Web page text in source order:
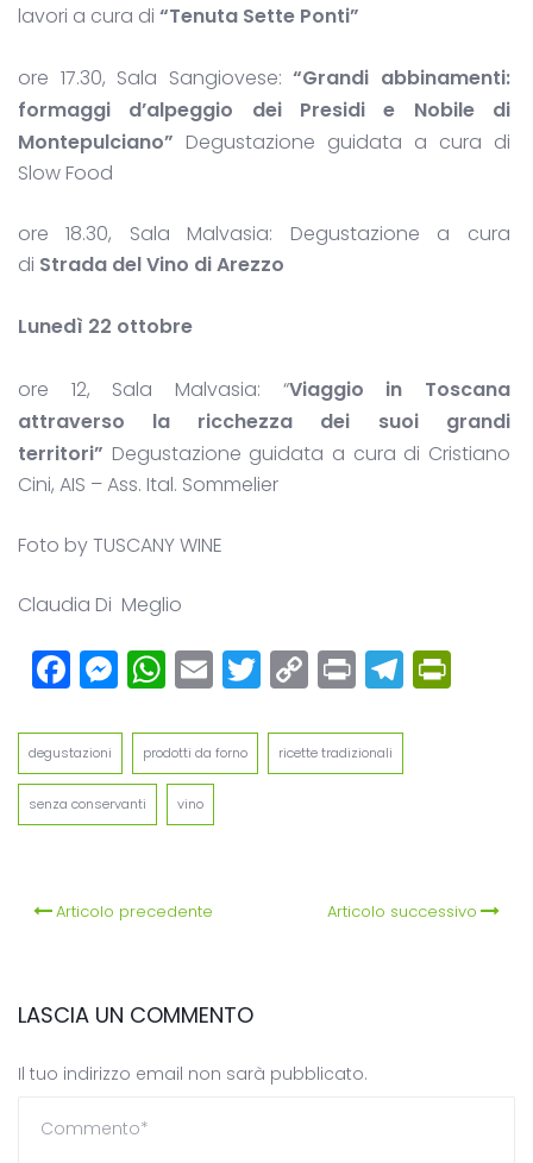
lavori a cura di “Tenuta Sette Ponti”
ore 17.30, Sala Sangiovese:“Grandi abbinamenti:
formaggi d’alpeggio dei Presidi e Nobile di
Montepulciano” Degustazione guidata a cura di
Slow Food
ore 18.30, Sala Malvasia: Degustazione a cura
di Strada del Vino di Arezzo
Lunedì 22 ottobre
ore 12, Sala Malvasia: “Viaggio in Toscana
attraverso la ricchezza dei suoi grandi
territori” Degustazione guidata a cura di Cristiano
Cini, AIS – Ass. Ital. Sommelier
Foto by TUSCANY WINE
Claudia Di Meglio
Facebook
Messenger
WhatsApp
EmailTwitter
Copy
Link
Print
degustazioni prodotti da forno ricette tradizionali
senza conservanti vino
Articolo precedente Articolo successivo
LASCIA UN COMMENTO
Il tuo indirizzo email non sarà pubblicato.